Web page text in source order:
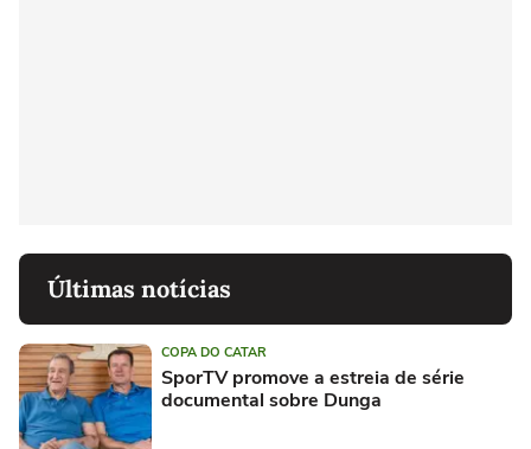
Últimas notícias
COPA DO CATAR
SporTV promove a estreia de série
documental sobre Dunga